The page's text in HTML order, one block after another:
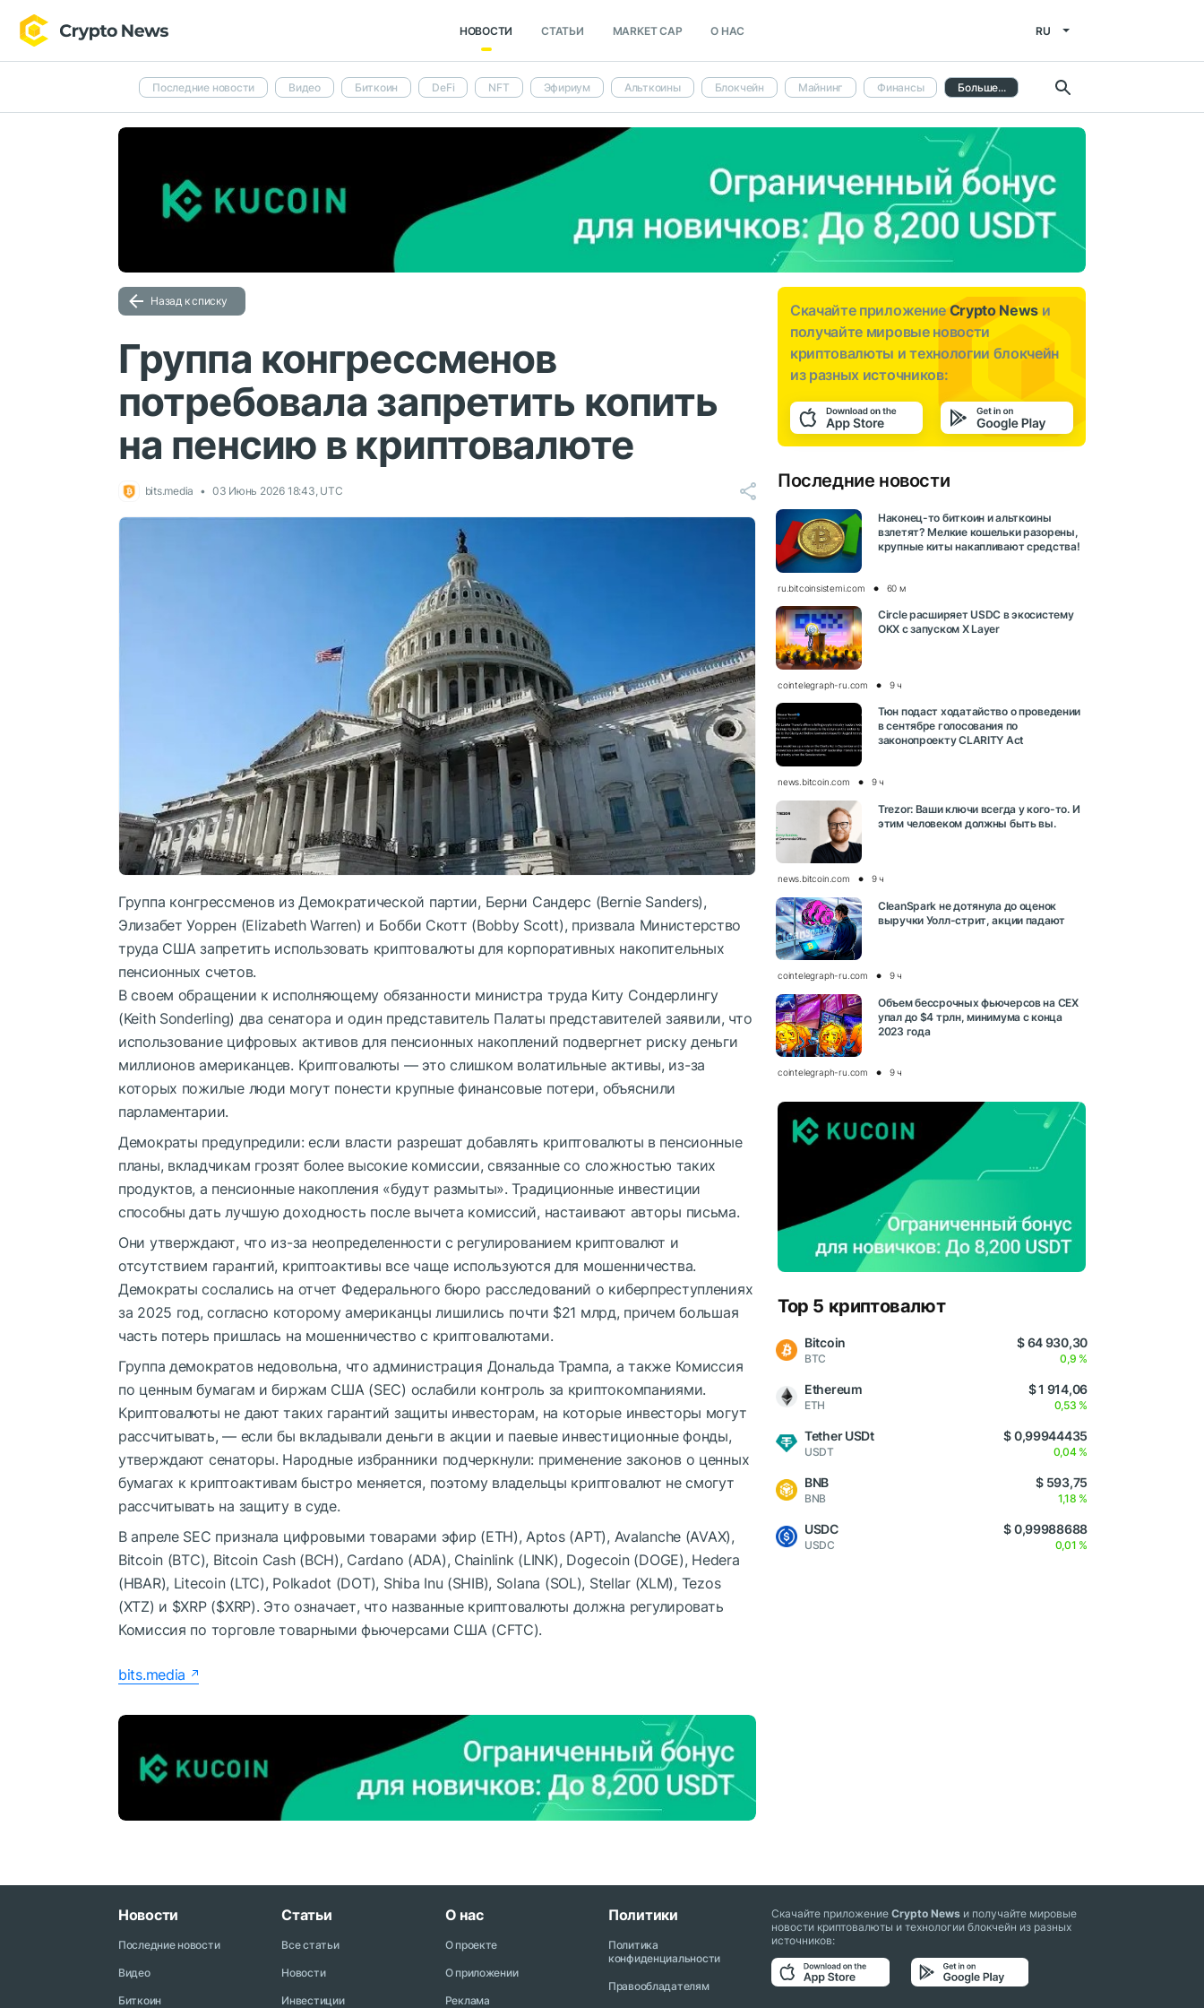
НОВОСТИ СТАТЬИ MARKET CAP О НАС RU
Последние новости Видео Биткоин DeFi NFT Эфириум Альткоины Блокчейн Майнинг Финансы Больше...
Назад к списку
Группа конгрессменов
потребовала запретить копить
на пенсию в криптовалюте
bits.media 03 Июнь 2026 18:43, UTC
Группа конгрессменов из Демократической партии, Берни Сандерс (Bernie Sanders),
Элизабет Уоррен (Elizabeth Warren) и Бобби Скотт (Bobby Scott), призвала Министерство
труда США запретить использовать криптовалюты для корпоративных накопительных
пенсионных счетов.
В своем обращении к исполняющему обязанности министра труда Киту Сондерлингу
(Keith Sonderling) два сенатора и один представитель Палаты представителей заявили, что
использование цифровых активов для пенсионных накоплений подвергнет риску деньги
миллионов американцев. Криптовалюты — это слишком волатильные активы, из-за
которых пожилые люди могут понести крупные финансовые потери, объяснили
парламентарии.
Демократы предупредили: если власти разрешат добавлять криптовалюты в пенсионные
планы, вкладчикам грозят более высокие комиссии, связанные со сложностью таких
продуктов, а пенсионные накопления «будут размыты». Традиционные инвестиции
способны дать лучшую доходность после вычета комиссий, настаивают авторы письма.
Они утверждают, что из-за неопределенности с регулированием криптовалют и
отсутствием гарантий, криптоактивы все чаще используются для мошенничества.
Демократы сослались на отчет Федерального бюро расследований о киберпреступлениях
за 2025 год, согласно которому американцы лишились почти $21 млрд, причем большая
часть потерь пришлась на мошенничество с криптовалютами.
Группа демократов недовольна, что администрация Дональда Трампа, а также Комиссия
по ценным бумагам и биржам США (SEC) ослабили контроль за криптокомпаниями.
Криптовалюты не дают таких гарантий защиты инвесторам, на которые инвесторы могут
рассчитывать, — если бы вкладывали деньги в акции и паевые инвестиционные фонды,
утверждают сенаторы. Народные избранники подчеркнули: применение законов о ценных
бумагах к криптоактивам быстро меняется, поэтому владельцы криптовалют не смогут
рассчитывать на защиту в суде.
В апреле SEC признала цифровыми товарами эфир (ETH), Aptos (APT), Avalanche (AVAX),
Bitcoin (BTC), Bitcoin Cash (BCH), Cardano (ADA), Chainlink (LINK), Dogecoin (DOGE), Hedera
(HBAR), Litecoin (LTC), Polkadot (DOT), Shiba Inu (SHIB), Solana (SOL), Stellar (XLM), Tezos
(XTZ) и $XRP($XRP). Это означает, что названные криптовалюты должна регулировать
Комиссия по торговле товарными фьючерсами США (CFTC).
bits.media
Скачайте приложениеCrypto News и
получайте мировые новости
криптовалюты и технологии блокчейн
из разных источников:
Последние новости
Наконец-то биткоин и альткоины
взлетят? Мелкие кошельки разорены,
крупные киты накапливают средства!
ru.bitcoinsistemi.com 60 м
Circle расширяет USDC в экосистему
OKX с запуском X Layer
cointelegraph-ru.com 9 ч
Тюн подаст ходатайство о проведении
в сентябре голосования по
законопроекту CLARITY Act
news.bitcoin.com 9 ч
Trezor: Ваши ключи всегда у кого-то. И
этим человеком должны быть вы.
news.bitcoin.com 9 ч
CleanSpark не дотянула до оценок
выручки Уолл-стрит, акции падают
cointelegraph-ru.com 9 ч
Объем бессрочных фьючерсов на CEX
упал до $4 трлн, минимума с конца
2023 года
cointelegraph-ru.com 9 ч
Top 5 криптовалют
Bitcoin
BTC
$ 64 930,30
0,9 %
Ethereum
ETH
$ 1 914,06
0,53 %
Tether USDt
USDT
$ 0,99944435
0,04 %
BNB
BNB
$ 593,75
1,18 %
USDC
USDC
$ 0,99988688
0,01 %
Новости
Последние новости
Видео
Биткоин
Статьи
Все статьи
Новости
Инвестиции
О нас
О проекте
О приложении
Реклама
Политики
Политика
конфиденциальности
Правообладателям
Скачайте приложениеCrypto News и получайте мировые
новости криптовалюты и технологии блокчейн из разных
источников: